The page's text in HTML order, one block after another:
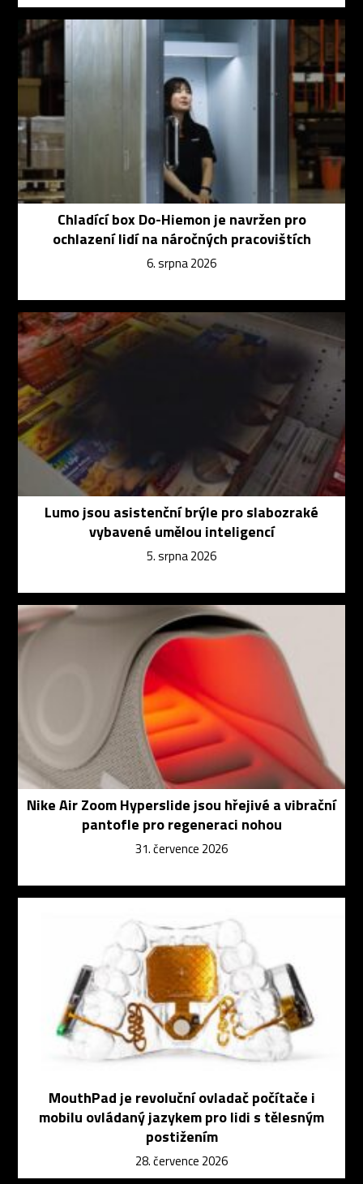
Chladící box Do-Hiemon je navržen pro
ochlazení lidí na náročných pracovištích
6. srpna 2026
Lumo jsou asistenční brýle pro slabozraké
vybavené umělou inteligencí
5. srpna 2026
Nike Air Zoom Hyperslide jsou hřejivé a vibrační
pantofle pro regeneraci nohou
31. července 2026
MouthPad je revoluční ovladač počítače i
mobilu ovládaný jazykem pro lidi s tělesným
postižením
28. července 2026